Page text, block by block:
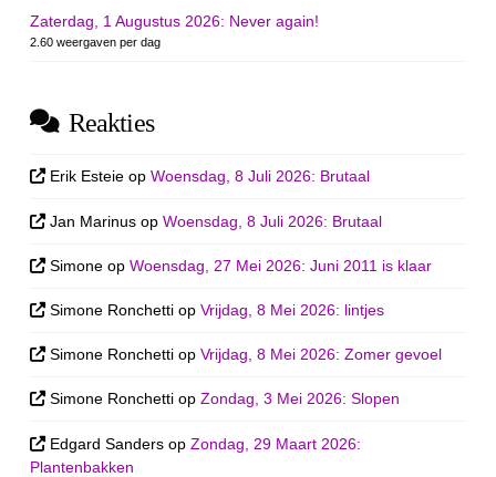
Zaterdag, 1 Augustus 2026: Never again!
2.60 weergaven per dag
Reakties
Erik Esteie opWoensdag, 8 Juli 2026: Brutaal
Jan Marinus opWoensdag, 8 Juli 2026: Brutaal
Simone opWoensdag, 27 Mei 2026: Juni 2011 is klaar
Simone Ronchetti opVrijdag, 8 Mei 2026: lintjes
Simone Ronchetti opVrijdag, 8 Mei 2026: Zomer gevoel
Simone Ronchetti opZondag, 3 Mei 2026: Slopen
Edgard Sanders opZondag, 29 Maart 2026:
Plantenbakken